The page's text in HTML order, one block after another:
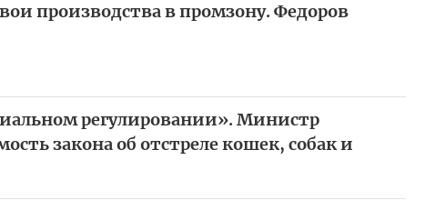
производства в промзону. Федоров
регулировании». Министр
закона об отстреле кошек, собак и